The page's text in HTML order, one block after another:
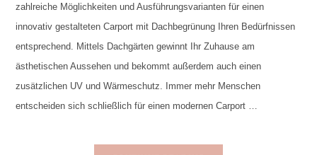
zahlreiche Möglichkeiten und Ausführungsvarianten für einen
innovativ gestalteten Carport mit Dachbegrünung Ihren Bedürfnissen
entsprechend. Mittels Dachgärten gewinnt Ihr Zuhause am
ästhetischen Aussehen und bekommt außerdem auch einen
zusätzlichen UV und Wärmeschutz. Immer mehr Menschen
entscheiden sich schließlich für einen modernen Carport …